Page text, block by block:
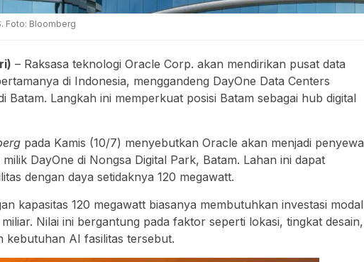
Foto: Bloomberg
– Raksasa teknologi Oracle Corp. akan mendirikan pusat data
di Indonesia, menggandeng DayOne Data Centers
Batam. Langkah ini memperkuat posisi Batam sebagai hub digital
pada Kamis (10/7) menyebutkan Oracle akan menjadi penyewa
DayOne di Nongsa Digital Park, Batam. Lahan ini dapat
dengan daya setidaknya 120 megawatt.
kapasitas 120 megawatt biasanya membutuhkan investasi modal
Nilai ini bergantung pada faktor seperti lokasi, tingkat desain,
kebutuhan AI fasilitas tersebut.